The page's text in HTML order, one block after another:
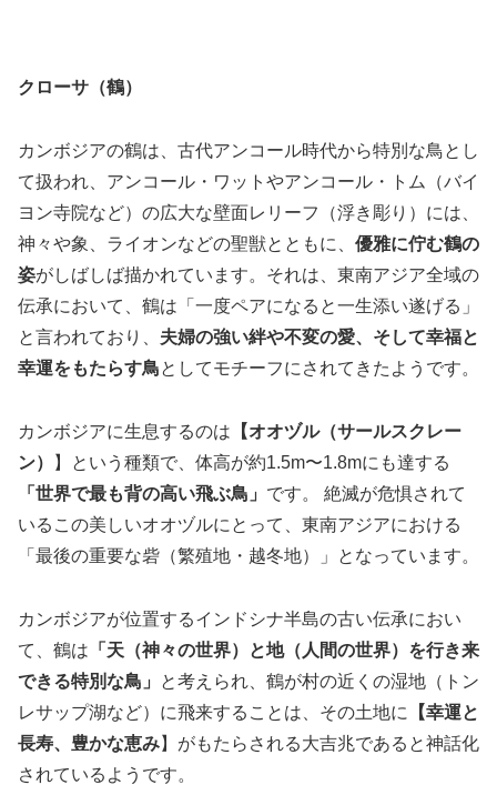
クローサ（鶴）
カンボジアの鶴は、古代アンコール時代から特別な鳥とし
て扱われ、アンコール・ワットやアンコール・トム（バイ
ヨン寺院など）の広大な壁面レリーフ（浮き彫り）には、
神々や象、ライオンなどの聖獣とともに、 優雅に佇む鶴の
姿がしばしば描かれています。それは、東南アジア全域の
伝承において、鶴は「一度ペアになると一生添い遂げる」
と言われており、 夫婦の強い絆や不変の愛、そして幸福と
幸運をもたらす鳥としてモチーフにされてきたようです。
カンボジアに生息するのは 【オオヅル（サールスクレー
ン）
】という種類で、体高が約1.5m〜1.8mにも達する
「世界で最も背の高い飛ぶ鳥」 です。 絶滅が危惧されて
いるこの美しいオオヅルにとって、東南アジアにおける
「最後の重要な砦（繁殖地・越冬地）」となっています。
カンボジアが位置するインドシナ半島の古い伝承におい
て、鶴は 「天（神々の世界）と地（人間の世界）を行き来
できる特別な鳥」
と考えられ、鶴が村の近くの湿地（トン
レサップ湖など）に飛来することは、その土地に
【幸運と
長寿、豊かな恵み】がもたらされる大吉兆であると神話化
されているようです。